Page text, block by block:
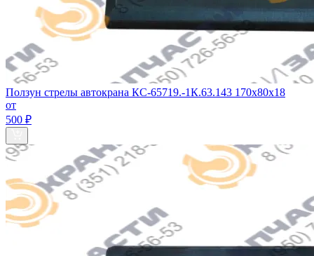
Ползун стрелы автокрана КС-65719.-1К.63.143 170х80х18
от
500 ₽